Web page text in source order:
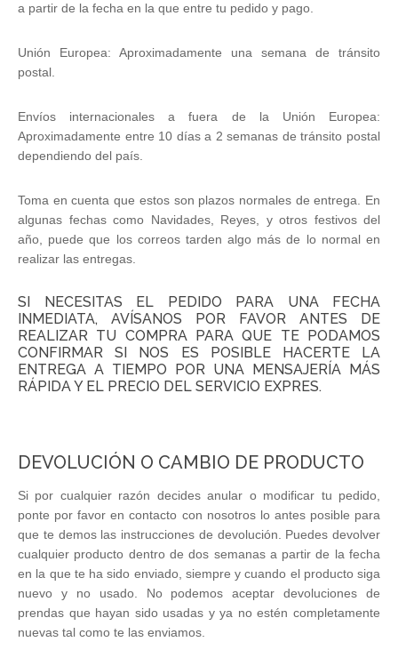
a partir de la fecha en la que entre tu pedido y pago.
Unión Europea: Aproximadamente una semana de tránsito
postal.
Envíos internacionales a fuera de la Unión Europea:
Aproximadamente entre 10 días a 2 semanas de tránsito postal
dependiendo del país.
Toma en cuenta que estos son plazos normales de entrega. En
algunas fechas como Navidades, Reyes, y otros festivos del
año, puede que los correos tarden algo más de lo normal en
realizar las entregas.
SI NECESITAS EL PEDIDO PARA UNA FECHA
INMEDIATA, AVÍSANOS POR FAVOR ANTES DE
REALIZAR TU COMPRA PARA QUE TE PODAMOS
CONFIRMAR SI NOS ES POSIBLE HACERTE LA
ENTREGA A TIEMPO POR UNA MENSAJERÍA MÁS
RÁPIDA Y EL PRECIO DEL SERVICIO EXPRES.
DEVOLUCIÓN O CAMBIO DE PRODUCTO
Si por cualquier razón decides anular o modificar tu pedido,
ponte por favor en contacto con nosotros lo antes posible para
que te demos las instrucciones de devolución. Puedes devolver
cualquier producto dentro de dos semanas a partir de la fecha
en la que te ha sido enviado, siempre y cuando el producto siga
nuevo y no usado. No podemos aceptar devoluciones de
prendas que hayan sido usadas y ya no estén completamente
nuevas tal como te las enviamos.